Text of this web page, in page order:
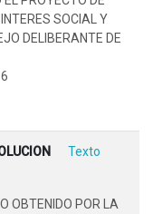
SOCIAL Y
DELIBERANTE DE
Texto
OBTENIDO POR LA